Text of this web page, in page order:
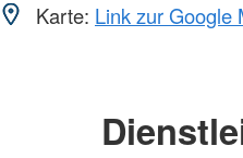
Karte: Link zur Google